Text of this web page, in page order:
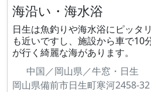
海沿い・海水浴
日生は魚釣りや海水浴にピッタ
も近いですし、施設から車で10
が行く綺麗な海があります。
中国／岡山県／牛窓・日生
岡山県備前市日生町寒河2458-32